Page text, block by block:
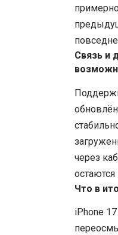
Связь и
через
Что в
iPhone